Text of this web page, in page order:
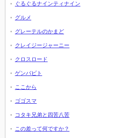
ぐるぐるナインティナイン
グルメ
グレーテルのかまど
クレイジージャーニー
クロスロード
ゲンバビト
ここから
ゴゴスマ
コタキ兄弟と四苦八苦
この差って何ですか？